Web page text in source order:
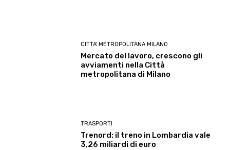
CITTA' METROPOLITANA MILANO
Mercato del lavoro, crescono gli
avviamenti nella Città
metropolitana di Milano
TRASPORTI
Trenord: il treno in Lombardia vale
3,26 miliardi di euro